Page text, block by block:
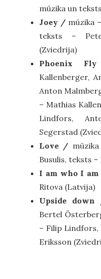
mūzika un
Joey /mūzika
teksts –
(Zviedrija)
Phoenix
Kallenberger,
Anton
– Mathias
Lindfors,
Segerstad
Love /
Busulis, teksts
I am who I
Ritova (Latvija)
Upside
Bertel
– Filip
Eriksson